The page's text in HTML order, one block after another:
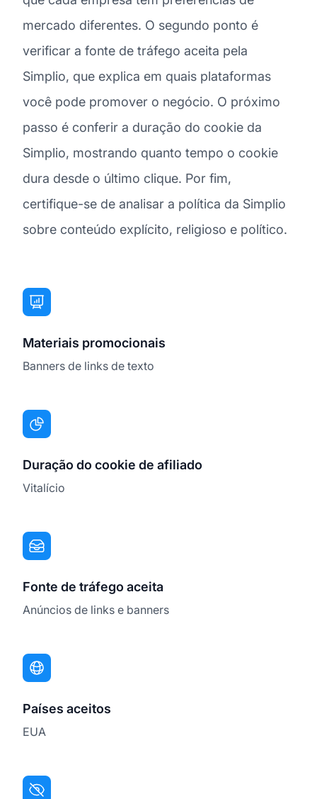
mercado diferentes. O segundo ponto é
verificar a fonte de tráfego aceita pela
Simplio, que explica em quais plataformas
você pode promover o negócio. O próximo
passo é conferir a duração do cookie da
Simplio, mostrando quanto tempo o cookie
dura desde o último clique. Por fim,
certifique-se de analisar a política da Simplio
sobre conteúdo explícito, religioso e político.
Materiais promocionais
Banners de links de texto
Duração do cookie de afiliado
Vitalício
Fonte de tráfego aceita
Anúncios de links e banners
Países aceitos
EUA